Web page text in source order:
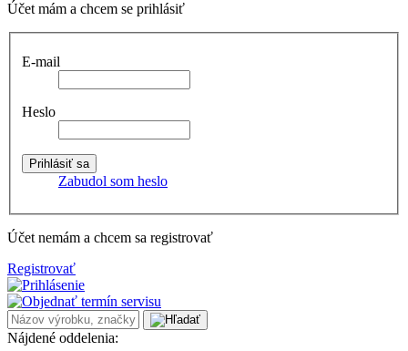
Účet mám a chcem se prihlásiť
E-mail
Heslo
Zabudol som heslo
Účet nemám a chcem sa registrovať
Registrovať
Nájdené oddelenia: